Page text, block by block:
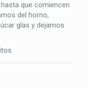
que comiencen
del horno,
glas y dejamos